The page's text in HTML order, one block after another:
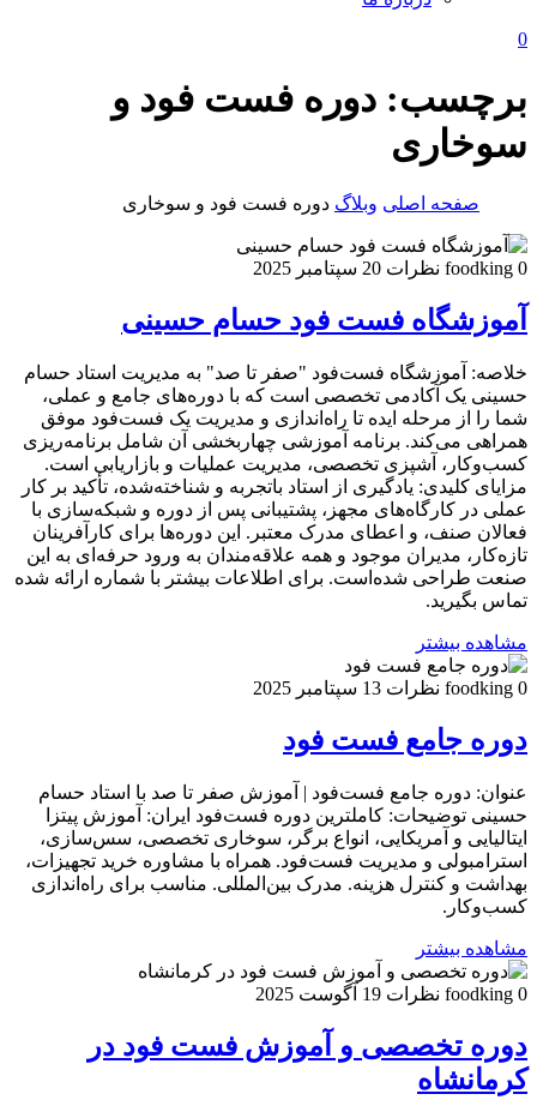
0
برچسب: دوره فست فود و
سوخاری
صفحه اصلی وبلاگ دوره فست فود و سوخاری
foodking 0 نظرات 20 سپتامبر 2025
آموزشگاه فست فود حسام حسینی
خلاصه: آموزشگاه فست‌فود "صفر تا صد" به مدیریت استاد حسام
حسینی یک آکادمی تخصصی است که با دوره‌های جامع و عملی،
شما را از مرحله ایده تا راه‌اندازی و مدیریت یک فست‌فود موفق
همراهی می‌کند. برنامه آموزشی چهاربخشی آن شامل برنامه‌ریزی
کسب‌وکار، آشپزی تخصصی، مدیریت عملیات و بازاریابی است.
مزایای کلیدی: یادگیری از استاد باتجربه و شناخته‌شده، تأکید بر کار
عملی در کارگاه‌های مجهز، پشتیبانی پس از دوره و شبکه‌سازی با
فعالان صنف، و اعطای مدرک معتبر. این دوره‌ها برای کارآفرینان
تازه‌کار، مدیران موجود و همه علاقه‌مندان به ورود حرفه‌ای به این
صنعت طراحی شده‌است. برای اطلاعات بیشتر با شماره ارائه شده
تماس بگیرید.
مشاهده بیشتر
foodking 0 نظرات 13 سپتامبر 2025
دوره جامع فست فود
عنوان: دوره جامع فست‌فود | آموزش صفر تا صد با استاد حسام
حسینی توضیحات: کاملترین دوره فست‌فود ایران: آموزش پیتزا
ایتالیایی و آمریکایی، انواع برگر، سوخاری تخصصی، سس‌سازی،
استرامبولی و مدیریت فست‌فود. همراه با مشاوره خرید تجهیزات،
بهداشت و کنترل هزینه. مدرک بین‌المللی. مناسب برای راه‌اندازی
کسب‌وکار.
مشاهده بیشتر
foodking 0 نظرات 19 آگوست 2025
دوره تخصصی و آموزش فست فود در
کرمانشاه